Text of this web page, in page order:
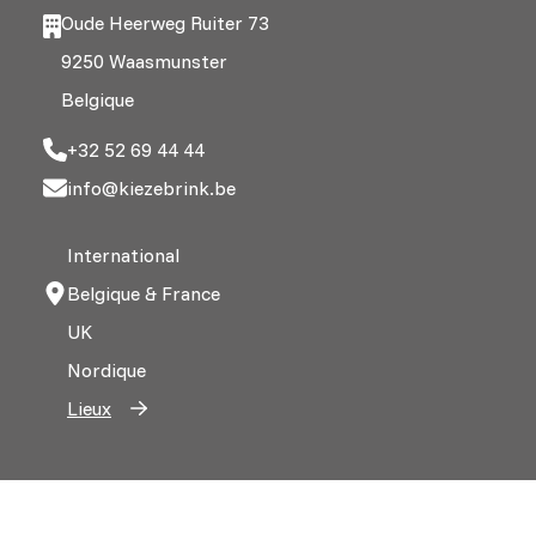
Oude Heerweg Ruiter 73
9250 Waasmunster
Belgique
+32 52 69 44 44
info@kiezebrink.be
International
Belgique & France
UK
Nordique
Lieux